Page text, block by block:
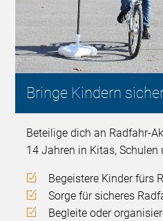
Bringe Kindern
Beteilige dich an Radfahr-
14 Jahren in Kitas, Schulen
Begeistere Kinder fürs
Sorge für sicheres
Begleite oder